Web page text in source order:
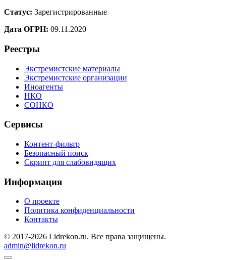
Статус: Зарегистрированные
Дата ОГРН: 09.11.2020
Реестры
Экстремистские материалы
Экстремистские организации
Иноагенты
НКО
СОНКО
Сервисы
Контент-фильтр
Безопасный поиск
Скрипт для слабовидящих
Информация
О проекте
Политика конфиденциальности
Контакты
© 2017-2026 Lidrekon.ru. Все права защищены.
admin@lidrekon.ru